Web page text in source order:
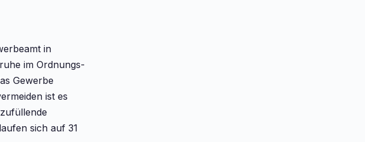
in
im Ordnungs-
Gewerbe
ist es
sich auf 31